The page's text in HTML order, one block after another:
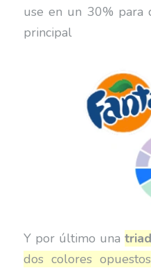
use en un 30%
principal
Y por último una
dos colores